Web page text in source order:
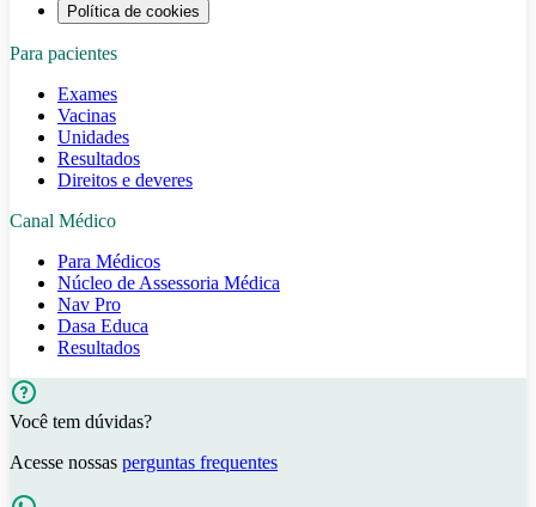
Política de cookies
Para pacientes
Exames
Vacinas
Unidades
Resultados
Direitos e deveres
Canal Médico
Para Médicos
Núcleo de Assessoria Médica
Nav Pro
Dasa Educa
Resultados
Você tem dúvidas?
Acesse nossas perguntas frequentes